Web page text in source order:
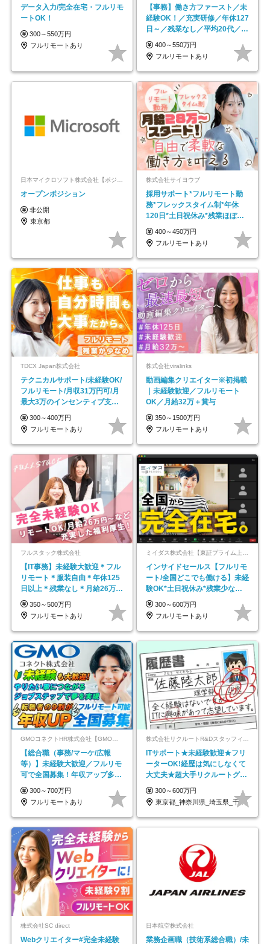
データ入力/完全在宅・フルリモ
ートOK！
300～550万円
フルリモートあり
【事務】働き方ファースト／未
経験OK！／充実研修／年休127
日～／残業なし／平均20代／リ
モートOK
400～550万円
フルリモートあり
オープンポジション
非公開
東京都
株式会社サイヨウブ
採用サポート*フルリモート勤
務*フレックスタイム制*年休
120日*土日祝休み*残業ほぼな
し*育児中社員8割以上
400～450万円
フルリモートあり
TDCX Japan株式会社
テクニカルサポート/未経験OK/
フルリモート/月収31万円可/月
最大3万のインセンティブ支給/
平均年齢33歳
300～400万円
フルリモートあり
株式会社viralinks
動画編集クリエイター※初掲載
｜未経験歓迎／フルリモート
OK／月給32万＋賞与
350～1500万円
フルリモートあり
フルスタック株式会社
【IT事務】未経験大歓迎＊フル
リモート＊服装自由＊年休125
日以上＊残業なし＊月給26万円
以上
350～500万円
フルリモートあり
インサイドセールス【フルリモ
ート/全国どこでも働ける】未経
験OK*土日祝休み*残業少なめ*
在宅勤務手当あり
300～600万円
フルリモートあり
GMOコネクトHR株式会社【GMOインターネットグループ】
【総合職（事務/マーケ/広報
等）】未経験大歓迎／フルリモ
可で全国募集！年収アップ多数
★年休最大130日★
300～700万円
フルリモートあり
株式会社リクルートR&Dスタッフィング【リクルートグループ】
ITサポート★未経験歓迎★フリ
ーターOK!経歴は気にしなくて
大丈夫★超大手リクルートグル
ープの正社員/sg
300～600万円
東京都_神奈川県_埼玉県_千葉県_大阪府…
株式会社SC direct
Webクリエイター#完全未経験
日本航空株式会社
業務企画職（技術系総合職）/未